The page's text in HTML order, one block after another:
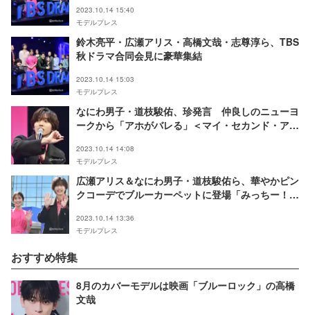
2023.10.14 15:40
モデルプレス
鈴木亮平・広瀬アリス・高橋文哉・志尊淳ら、TBS
秋ドラマ合同会見に豪華集結
2023.10.14 15:03
モデルプレス
なにわ男子・道枝駿佑、珍発言 仲良しのニューヨ
ークから「アホがバレる」＜マイ・セカンド・アオ
2023.10.14 14:08
モデルプレス
広瀬アリス＆なにわ男子・道枝駿佑ら、華やかピン
クコーデでブルーカーペットに登場「みっちー！」
2023.10.14 13:36
モデルプレス
おすすめ特集
8月のカバーモデルは映画「ブルーロック」の高橋
文哉